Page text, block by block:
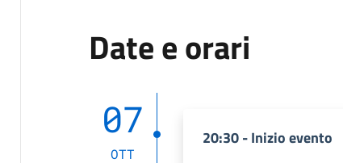
Date e orari
07
OTT
20:30 - Inizio evento